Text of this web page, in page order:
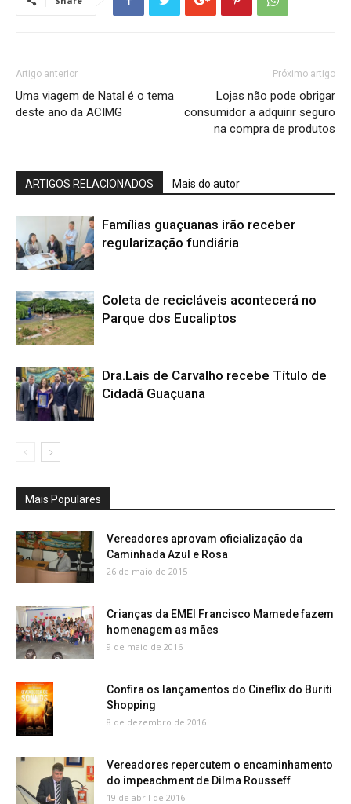
Artigo anterior
Uma viagem de Natal é o tema
deste ano da ACIMG
Próximo artigo
Lojas não pode obrigar
consumidor a adquirir seguro
na compra de produtos
ARTIGOS RELACIONADOS Mais do autor
Famílias guaçuanas irão receber
regularização fundiária
Coleta de recicláveis acontecerá no
Parque dos Eucaliptos
Dra.Lais de Carvalho recebe Título de
Cidadã Guaçuana
Mais Populares
Vereadores aprovam oficialização da
Caminhada Azul e Rosa
26 de maio de 2015
Crianças da EMEI Francisco Mamede fazem
homenagem as mães
9 de maio de 2016
Confira os lançamentos do Cineflix do Buriti
Shopping
8 de dezembro de 2016
Vereadores repercutem o encaminhamento
do impeachment de Dilma Rousseff
19 de abril de 2016